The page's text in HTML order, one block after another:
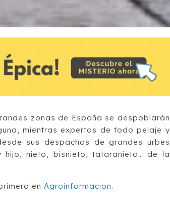
zonas de España se despoblarán
mientras expertos de todo pelaje y
sus despachos de grandes urbes
nieto, bisnieto, tataranieto… de la
en Agroinformacion.